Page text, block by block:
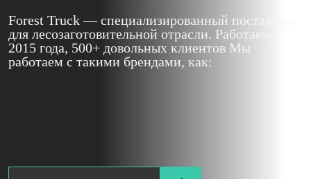
Forest Truck — специализированный поставщик
для лесозаготовительной отрасли. Работаем с
2015 года, 500+ довольных клиентов Мы
работаем с такими брендами, как: